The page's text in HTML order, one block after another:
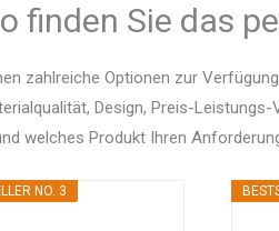
finden Sie das
zahlreiche Optionen zur
Design, Preis-Leistungs-
welches Produkt Ihren
NO. 3